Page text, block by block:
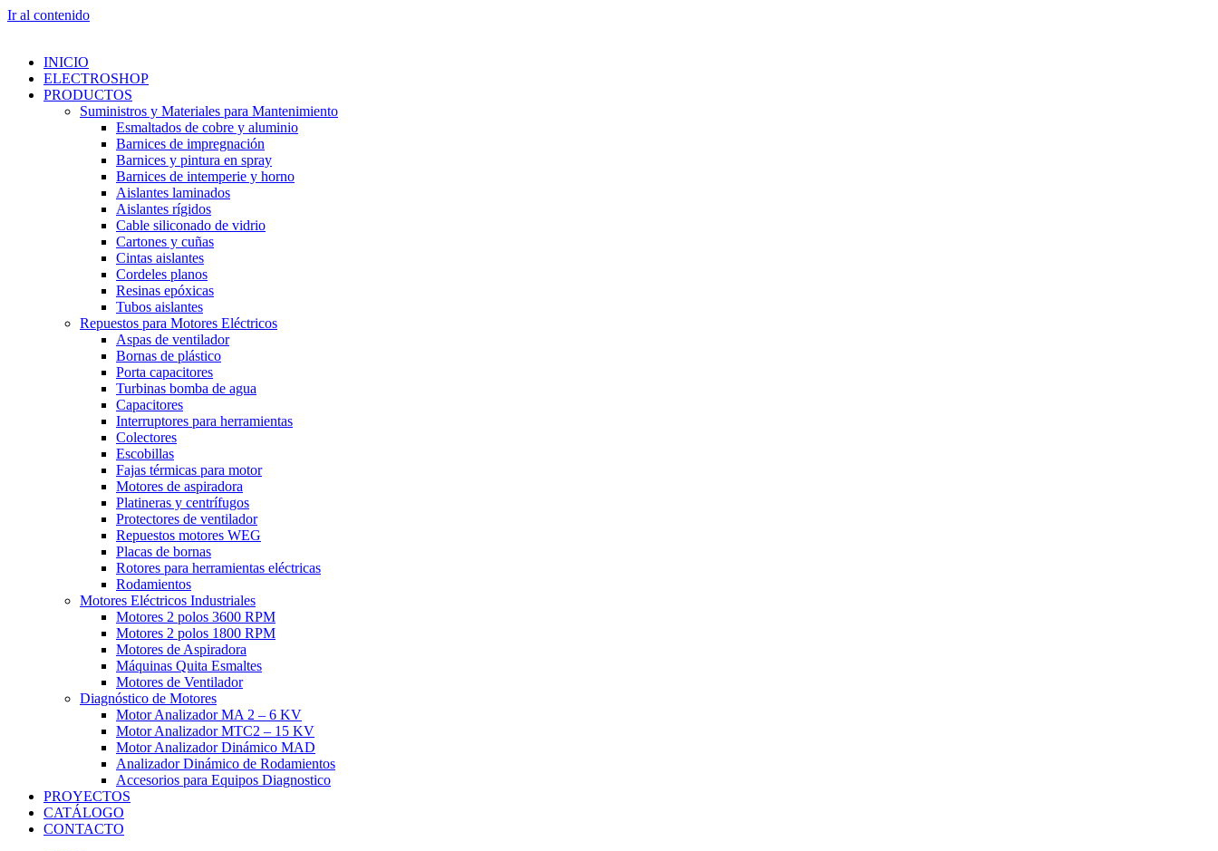
Ir al contenido
INICIO
ELECTROSHOP
PRODUCTOS
Suministros y Materiales para Mantenimiento
Esmaltados de cobre y aluminio
Barnices de impregnación
Barnices y pintura en spray
Barnices de intemperie y horno
Aislantes laminados
Aislantes rígidos
Cable siliconado de vidrio
Cartones y cuñas
Cintas aislantes
Cordeles planos
Resinas epóxicas
Tubos aislantes
Repuestos para Motores Eléctricos
Aspas de ventilador
Bornas de plástico
Porta capacitores
Turbinas bomba de agua
Capacitores
Interruptores para herramientas
Colectores
Escobillas
Fajas térmicas para motor
Motores de aspiradora
Platineras y centrífugos
Protectores de ventilador
Repuestos motores WEG
Placas de bornas
Rotores para herramientas eléctricas
Rodamientos
Motores Eléctricos Industriales
Motores 2 polos 3600 RPM
Motores 2 polos 1800 RPM
Motores de Aspiradora
Máquinas Quita Esmaltes
Motores de Ventilador
Diagnóstico de Motores
Motor Analizador MA 2 – 6 KV
Motor Analizador MTC2 – 15 KV
Motor Analizador Dinámico MAD
Analizador Dinámico de Rodamientos
Accesorios para Equipos Diagnostico
PROYECTOS
CATÁLOGO
CONTACTO